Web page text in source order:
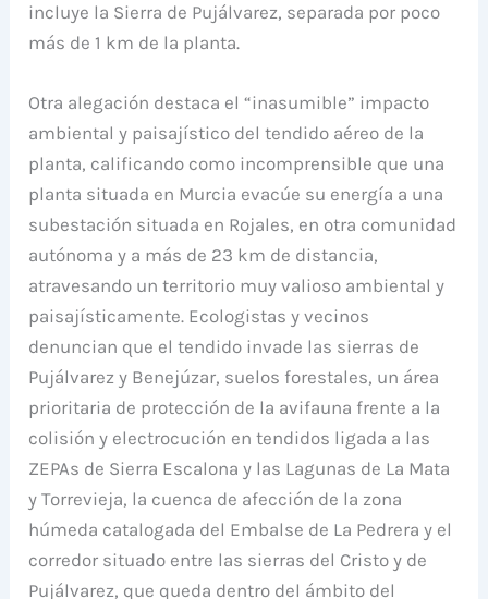
incluye la Sierra de Pujálvarez, separada por poco
más de 1 km de la planta.
Otra alegación destaca el “inasumible” impacto
ambiental y paisajístico del tendido aéreo de la
planta, calificando como incomprensible que una
planta situada en Murcia evacúe su energía a una
subestación situada en Rojales, en otra comunidad
autónoma y a más de 23 km de distancia,
atravesando un territorio muy valioso ambiental y
paisajísticamente. Ecologistas y vecinos
denuncian que el tendido invade las sierras de
Pujálvarez y Benejúzar, suelos forestales, un área
prioritaria de protección de la avifauna frente a la
colisión y electrocución en tendidos ligada a las
ZEPAs de Sierra Escalona y las Lagunas de La Mata
y Torrevieja, la cuenca de afección de la zona
húmeda catalogada del Embalse de La Pedrera y el
corredor situado entre las sierras del Cristo y de
Pujálvarez, que queda dentro del ámbito del